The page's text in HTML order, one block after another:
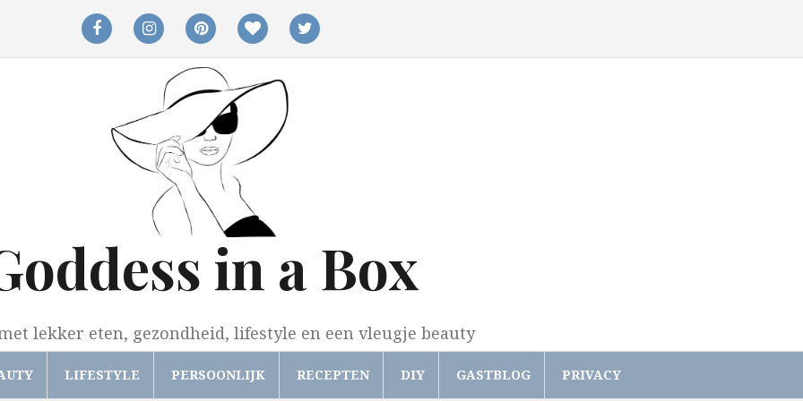
facebookinstagrampinterestbloglovintwitter
in a Box
lekker eten, gezondheid, lifestyle en een vleugje beauty
LIFESTYLE PERSOONLIJK RECEPTEN DIY GASTBLOG PRIVACY